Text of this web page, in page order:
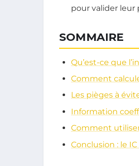
pour valider
SOMMAIRE
Qu’est-ce que
Comment
Les pièges à
Information
Comment
Conclusion : le